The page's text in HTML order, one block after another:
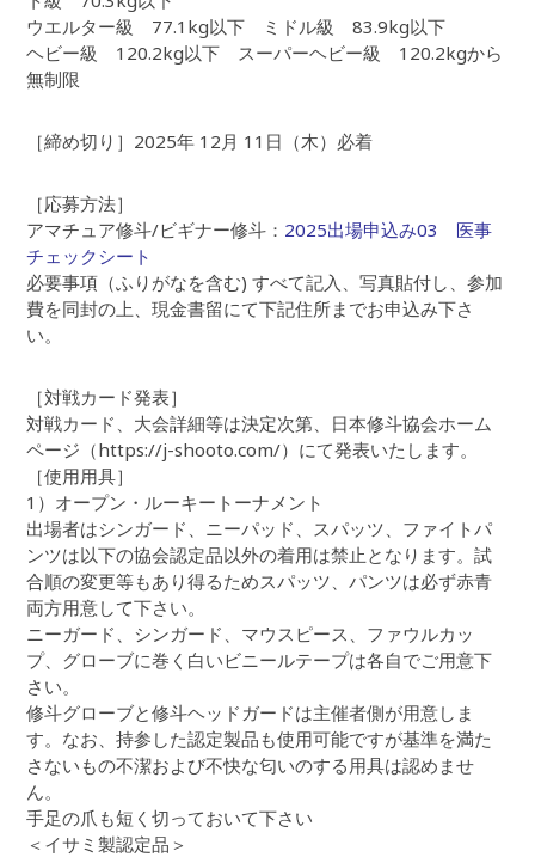
ウエルター級 77.1kg以下 ミドル級 83.9kg以下
ヘビー級 120.2kg以下 スーパーヘビー級 120.2kgから
無制限
［締め切り］2025年 12月 11日（木）必着
［応募方法］
アマチュア修斗/ビギナー修斗： 2025出場申込み03
医事
チェックシート
必要事項（ふりがなを含む) すべて記入、写真貼付し、参加
費を同封の上、現金書留にて下記住所までお申込み下さ
い。
［対戦カード発表］
対戦カード、大会詳細等は決定次第、日本修斗協会ホーム
ページ（https://j-shooto.com/）にて発表いたします。
［使用用具］
1）オープン・ルーキートーナメント
出場者はシンガード、ニーパッド、スパッツ、ファイトパ
ンツは以下の協会認定品以外の着用は禁止となります。試
合順の変更等もあり得るためスパッツ、パンツは必ず赤青
両方用意して下さい。
ニーガード、シンガード、マウスピース、ファウルカッ
プ、グローブに巻く白いビニールテープは各自でご用意下
さい。
修斗グローブと修斗ヘッドガードは主催者側が用意しま
す。なお、持参した認定製品も使用可能ですが基準を満た
さないもの不潔および不快な匂いのする用具は認めませ
ん。
手足の爪も短く切っておいて下さい
＜イサミ製認定品＞